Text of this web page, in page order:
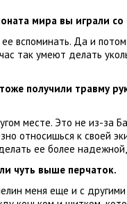
мира вы играли со
ее вспоминать. Да и потом
так умеют делать
получили травму
месте. Это не из-за
относишься к своей
ее более надежной,
чуть выше перчаток.
меня еще и с